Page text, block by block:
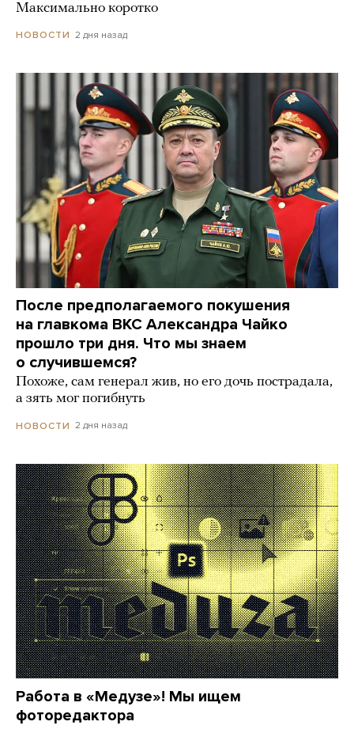
Максимально коротко
НОВОСТИ 2 дня назад
После предполагаемого покушения
на главкома ВКС Александра Чайко
прошло три дня. Что мы знаем
о случившемся?
Похоже, сам генерал жив, но его дочь пострадала,
а зять мог погибнуть
НОВОСТИ 2 дня назад
Работа в «Медузе»! Мы ищем
фоторедактора